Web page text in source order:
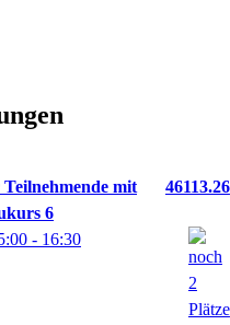
mit
6
46113.26
- 16:30